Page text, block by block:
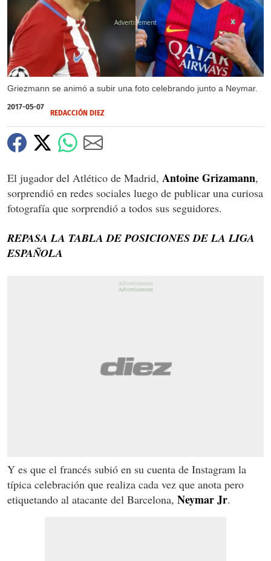
Griezmann se animó a subir una foto celebrando junto a Neymar.
X
X
X
2017-05-07
REDACCIÓN DIEZ
El jugador del Atlético de Madrid, Antoine Grizamann,
sorprendió en redes sociales luego de publicar una curiosa
fotografía que sorprendió a todos sus seguidores.
REPASA LA TABLA DE POSICIONES DE LA LIGA
ESPAÑOLA
Y es que el francés subió en su cuenta de Instagram la
típica celebración que realiza cada vez que anota pero
etiquetando al atacante del Barcelona, Neymar Jr.